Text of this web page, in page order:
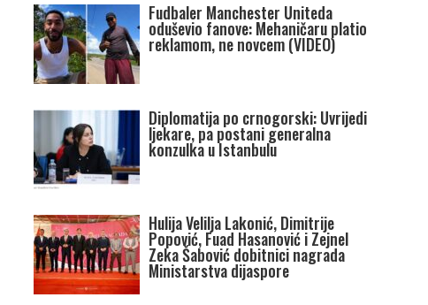
Fudbaler Manchester Uniteda
oduševio fanove: Mehaničaru platio
reklamom, ne novcem (VIDEO)
Diplomatija po crnogorski: Uvrijedi
ljekare, pa postani generalna
konzulka u Istanbulu
Hulija Velilja Lakonić, Dimitrije
Popović, Fuad Hasanović i Zejnel
Zeka Šabović dobitnici nagrada
Ministarstva dijaspore